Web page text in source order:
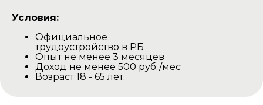
Условия:
Официальное
трудоустройство в РБ
Опыт не менее 3 месяцев
Доход не менее 500 руб./мес
Возраст 18 - 65 лет.